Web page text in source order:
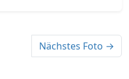
Nächstes Foto →